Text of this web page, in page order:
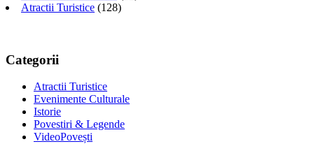
Atractii Turistice (128)
Categorii
Atractii Turistice
Evenimente Culturale
Istorie
Povestiri & Legende
VideoPovești